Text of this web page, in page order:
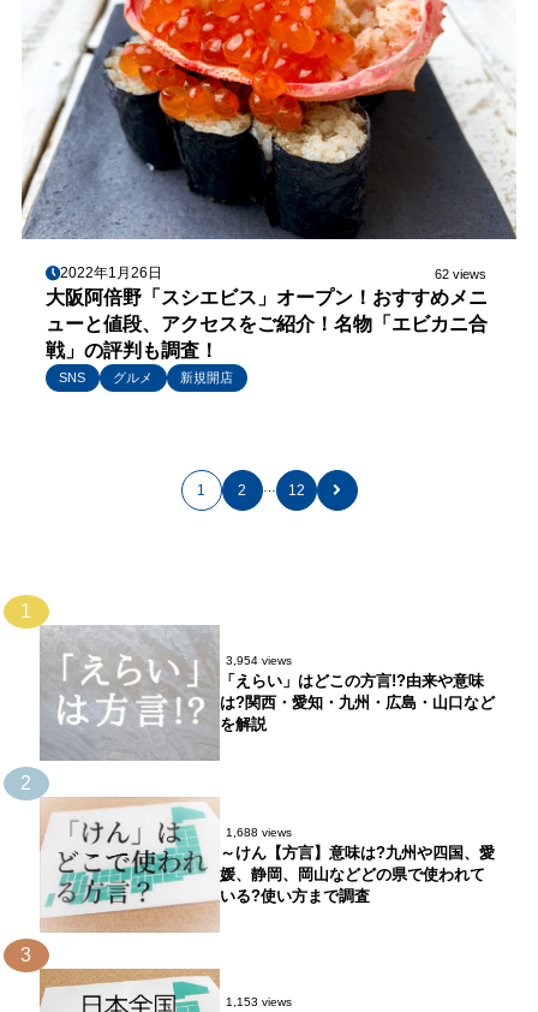
2022年1月26日 62 views
大阪阿倍野「スシエビス」オープン！おすすめメニ
ューと値段、アクセスをご紹介！名物「エビカニ合
戦」の評判も調査！
SNS グルメ 新規開店
1 2 … 12
1
3,954 views
「えらい」はどこの方言!?由来や意味
は?関西・愛知・九州・広島・山口など
を解説
2
1,688 views
～けん【方言】意味は?九州や四国、愛
媛、静岡、岡山などどの県で使われて
いる?使い方まで調査
3
1,153 views